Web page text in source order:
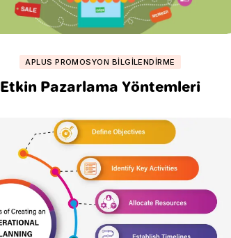
APLUS PROMOSYON BILGILENDIRME
Etkin Pazarlama Yöntemleri